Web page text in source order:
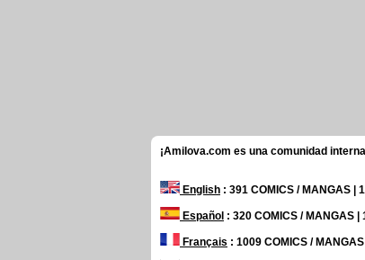
¡Amilova.com es una comunidad
English : 391 COMICS / MANGAS |
Español : 320 COMICS / MANGAS |
Français : 1009 COMICS /